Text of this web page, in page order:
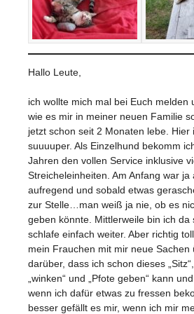
Hallo Leute,
ich wollte mich mal bei Euch melden
wie es mir in meiner neuen Familie
jetzt schon seit 2 Monaten lebe. Hier
suuuuper. Als Einzelhund bekomm
Jahren den vollen Service inklusive
Streicheleinheiten. Am Anfang war ja
aufregend und sobald etwas
zur Stelle…man weiß ja nie, ob es
geben könnte. Mittlerweile bin ich da
schlafe einfach weiter. Aber richtig
mein Frauchen mit mir neue Sachen
darüber, dass ich schon dieses „Sitz“,
„winken“ und „Pfote geben“ kann
wenn ich dafür etwas zu fressen
besser gefällt es mir, wenn ich mir